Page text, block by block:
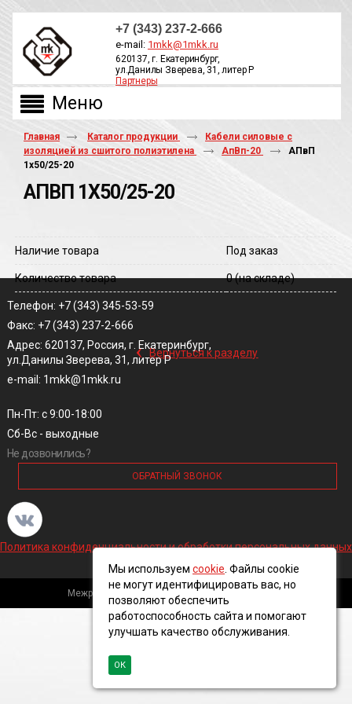
+7 (343) 237-2-666
e-mail: 1mkk@1mkk.ru
620137, г. Екатеринбург,
ул.Данилы Зверева, 31, литер Р
Партнеры
Главная Каталог продукции
Кабели силовые с
изоляцией из сшитого полиэтилена
АпВп-20
АПвП
1х50/25-20
АПВП 1Х50/25-20
Наличие товара Под заказ
Количество товара 0(на складе)
‹ Вернуться к разделу
Телефон: +7 (343) 345-53-59
Факс: +7 (343) 237-2-666
Адрес: 620137, Россия, г. Екатеринбург,
ул.Данилы Зверева, 31, литер Р
e-mail: 1mkk@1mkk.ru
Пн-Пт: с 9:00-18:00
Сб-Вс - выходные
Не дозвонились?
ОБРАТНЫЙ ЗВОНОК
Политика конфиденциальности и обработки персональных данных
Межрегиональная кабельная компания, 2016 ©
Мы используем cookie . Файлы cookie
не могут идентифицировать вас, но
позволяют обеспечить
работоспособность сайта и помогают
улучшать качество обслуживания.
ОК